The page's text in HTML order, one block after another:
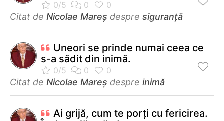
Citat de Nicolae Mareș despre siguranță
Uneori se prinde numai ceea ce
s-a sădit din inimă.
Citat de Nicolae Mareș despre inimă
Ai grijă, cum te porți cu fericirea.